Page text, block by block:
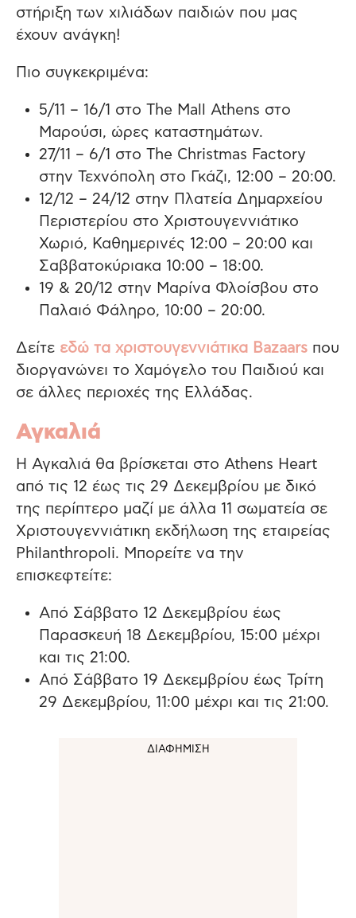
στήριξη των χιλιάδων παιδιών που μας
έχουν ανάγκη!
Πιο συγκεκριμένα:
5/11 – 16/1 στο The Mall Athens στο
Μαρούσι, ώρες καταστημάτων.
27/11 – 6/1 στο The Christmas Factory
στην Τεχνόπολη στο Γκάζι, 12:00 – 20:00.
12/12 – 24/12 στην Πλατεία Δημαρχείου
Περιστερίου στο Χριστουγεννιάτικο
Χωριό, Καθημερινές 12:00 – 20:00 και
Σαββατοκύριακα 10:00 – 18:00.
19 & 20/12 στην Μαρίνα Φλοίσβου στο
Παλαιό Φάληρο, 10:00 – 20:00.
Δείτε εδώ τα χριστουγεννιάτικα Bazaars που
διοργανώνει το Χαμόγελο του Παιδιού και
σε άλλες περιοχές της Ελλάδας.
Αγκαλιά
Η Αγκαλιά θα βρίσκεται στο Athens Heart
από τις 12 έως τις 29 Δεκεμβρίου με δικό
της περίπτερο μαζί με άλλα 11 σωματεία σε
Χριστουγεννιάτικη εκδήλωση της εταιρείας
Philanthropoli. Μπορείτε να την
επισκεφτείτε:
Από Σάββατο 12 Δεκεμβρίου έως
Παρασκευή 18 Δεκεμβρίου, 15:00 μέχρι
και τις 21:00.
Από Σάββατο 19 Δεκεμβρίου έως Τρίτη
29 Δεκεμβρίου, 11:00 μέχρι και τις 21:00.